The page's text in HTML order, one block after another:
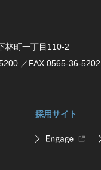
林町⼀丁⽬110-2
／FAX 0565-36-5202
採用サイト